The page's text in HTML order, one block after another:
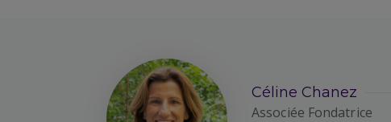
Céline Chanez
Associée Fondatrice